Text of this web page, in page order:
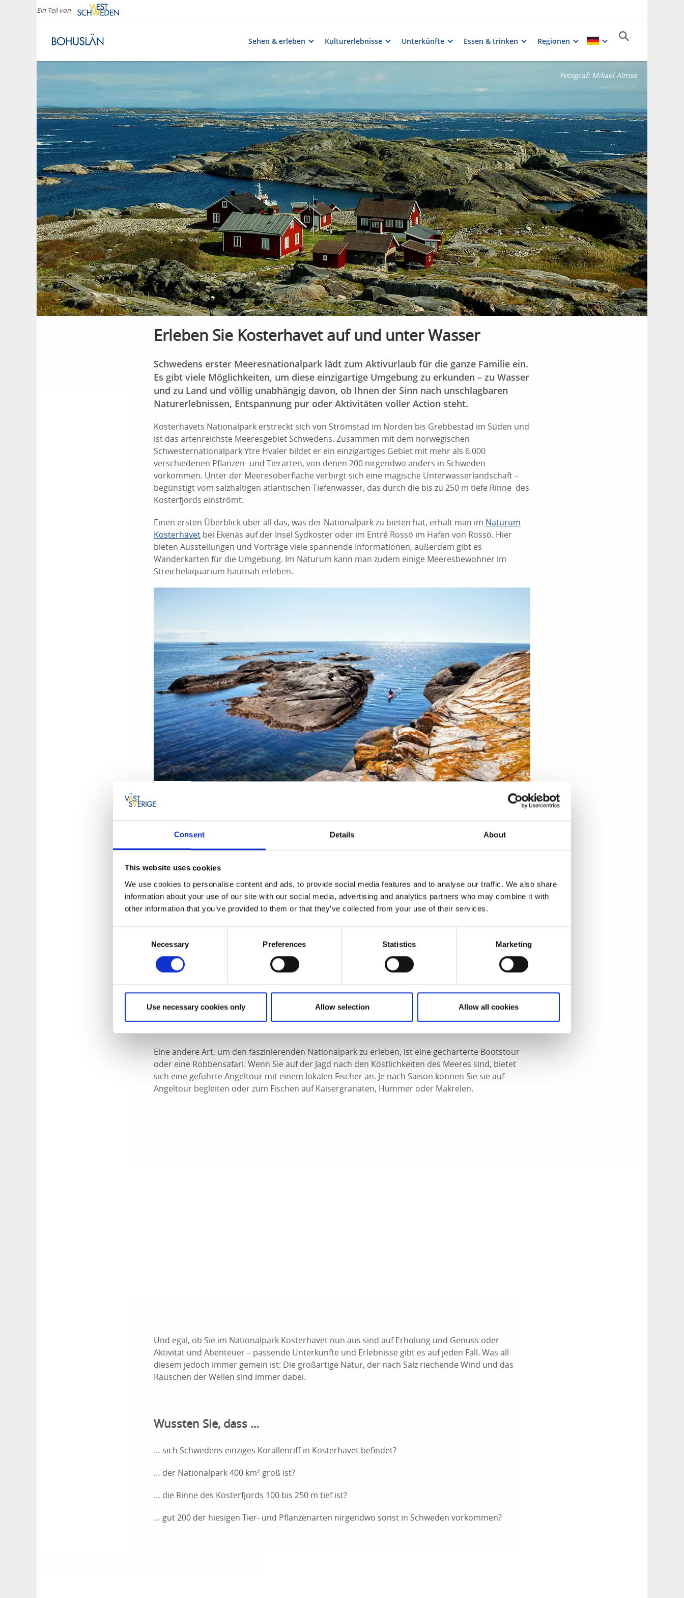
Consent Details About
This website uses cookies
We use cookies to personalise content and ads, to provide social media features and to analyse our traffic. We also share
information about your use of our site with our social media, advertising and analytics partners who may combine it with
other information that you’ve provided to them or that they’ve collected from your use of their services.
Necessary Preferences Statistics Marketing
Use necessary cookies only Allow selection Allow all cookies
Ein Teil von
Sehen & erleben Kulturerlebnisse Unterkünfte Essen & trinken Regionen
Fotograf: Mikael Almse
Erleben Sie Kosterhavet auf und unter Wasser
Schwedens erster Meeresnationalpark lädt zum Aktivurlaub für die ganze Familie ein.
Es gibt viele Möglichkeiten, um diese einzigartige Umgebung zu erkunden – zu Wasser
und zu Land und völlig unabhängig davon, ob Ihnen der Sinn nach unschlagbaren
Naturerlebnissen, Entspannung pur oder Aktivitäten voller Action steht.
Kosterhavets Nationalpark erstreckt sich von Strömstad im Norden bis Grebbestad im Süden und
ist das artenreichste Meeresgebiet Schwedens. Zusammen mit dem norwegischen
Schwesternationalpark Ytre Hvaler bildet er ein einzigartiges Gebiet mit mehr als 6.000
verschiedenen Pflanzen- und Tierarten, von denen 200 nirgendwo anders in Schweden
vorkommen. Unter der Meeresoberfläche verbirgt sich eine magische Unterwasserlandschaft –
begünstigt vom salzhaltigen atlantischen Tiefenwasser, das durch die bis zu 250 m tiefe Rinne des
Kosterfjords einströmt.
Einen ersten Überblick über all das, was der Nationalpark zu bieten hat, erhält man im Naturum
Kosterhavet bei Ekenäs auf der Insel Sydkoster oder im Entré Rossö im Hafen von Rossö. Hier
bieten Ausstellungen und Vorträge viele spannende Informationen, außerdem gibt es
Wanderkarten für die Umgebung. Im Naturum kann man zudem einige Meeresbewohner im
Streichelaquarium hautnah erleben.
Fotograf:
Den Nationalpark können Sie auf viele unterschiedliche Arten erleben. Sozusagen aus der ersten
Reihe kommen Sie im Kajak in Kontakt mit Flora und Fauna des Parks. Nehmen Sie an einer
geführten Tour teil oder wagen Sie sich auf eigene Faust aufs Wasser. Gehen Sie auf einer der
vielen Felsinselchen oder Schären an Land und erkunden Sie die Welt am Strand und zwischen
den Felsen. Mit etwas Glück treffen Sie dabei auch auf ein paar Robben – Kosterhavet hat nämlich
den größten Bestand an Seehunden im Skagerrak.
folgen Sie einer am Boden gespannten Leine, die Sie zu Informationsstationen unter Wasser führt.
Wenn das Wasser kalt ist, sollten Sie Ihren Neoprenanzug nicht vergessen. Außerdem ist es
ratsam, mindestens zu zweit zu schwimmen.
Vom nördlichen Hafen in Strömstad erreichen Sie die unverwechselbar schönen Kosterinseln
ganz leicht. Das Auto lassen Sie auf dem Festland zurück – die berauschende Natur und die
Eine andere Art, um den faszinierenden Nationalpark zu erleben, ist eine gecharterte Bootstour
oder eine Robbensafari. Wenn Sie auf der Jagd nach den Köstlichkeiten des Meeres sind, bietet
sich eine geführte Angeltour mit einem lokalen Fischer an. Je nach Saison können Sie sie auf
Angeltour begleiten oder zum Fischen auf Kaisergranaten, Hummer oder Makrelen.
Und egal, ob Sie im Nationalpark Kosterhavet nun aus sind auf Erholung und Genuss oder
Aktivität und Abenteuer – passende Unterkünfte und Erlebnisse gibt es auf jeden Fall. Was all
diesem jedoch immer gemein ist: Die großartige Natur, der nach Salz riechende Wind und das
Rauschen der Wellen sind immer dabei.
Wussten Sie, dass …
… sich Schwedens einziges Korallenriff in Kosterhavet befindet?
… der Nationalpark 400 km² groß ist?
… die Rinne des Kosterfjords 100 bis 250 m tief ist?
… gut 200 der hiesigen Tier- und Pflanzenarten nirgendwo sonst in Schweden vorkommen?